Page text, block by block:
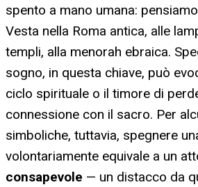
spento a mano umana:
Vesta nella Roma antica, alle
templi, alla menorah ebraica.
sogno, in questa chiave, può
ciclo spirituale o il timore di
connessione con il sacro. Per
simboliche, tuttavia, spegnere
volontariamente equivale a un
consapevole — un distacco da